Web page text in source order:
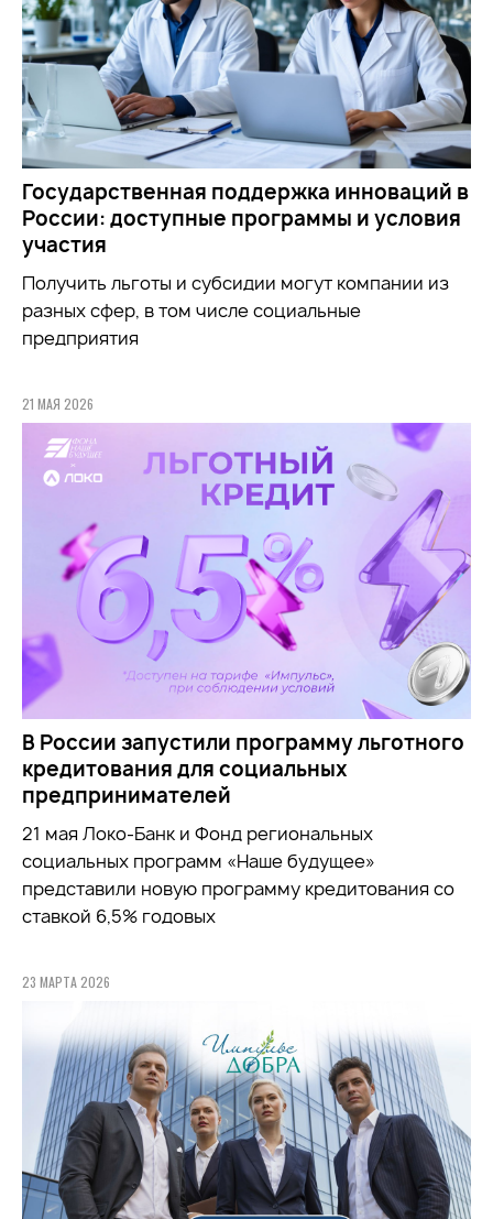
Государственная поддержка инноваций в
России: доступные программы и условия
участия
Получить льготы и субсидии могут компании из
разных сфер, в том числе социальные
предприятия
21 МАЯ 2026
В России запустили программу льготного
кредитования для социальных
предпринимателей
21 мая Локо-Банк и Фонд региональных
социальных программ «Наше будущее»
представили новую программу кредитования со
ставкой 6,5% годовых
23 МАРТА 2026